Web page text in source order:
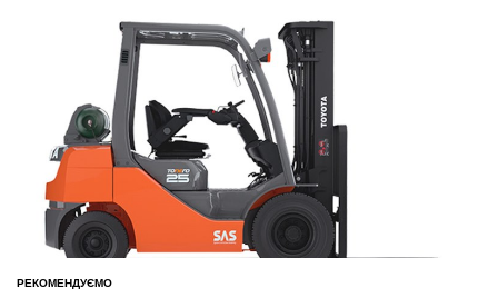
ОПУБЛІКУВАТИ
РЕКОМЕНДУЄМО